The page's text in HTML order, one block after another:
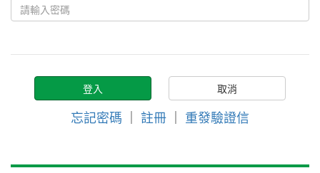
忘記密碼 ｜ 註冊 ｜ 重發驗證信